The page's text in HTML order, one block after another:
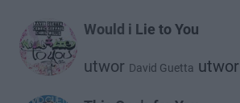
Would i Lie to You
utwor David Guetta utwor